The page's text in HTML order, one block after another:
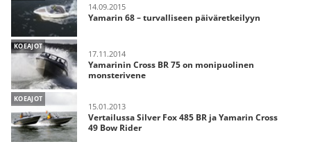
14.09.2015
Yamarin 68 – turvalliseen päiväretkeilyyn
KOEAJOT
17.11.2014
Yamarinin Cross BR 75 on monipuolinen
monsterivene
KOEAJOT
15.01.2013
Vertailussa Silver Fox 485 BR ja Yamarin Cross
49 Bow Rider